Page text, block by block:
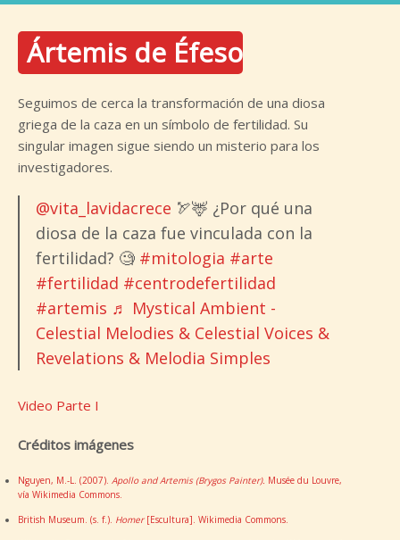
Ártemis de Éfeso
Seguimos de cerca la transformación de una diosa
griega de la caza en un símbolo de fertilidad. Su
singular imagen sigue siendo un misterio para los
investigadores.
@vita_lavidacrece 🏹🦌 ¿Por qué una
diosa de la caza fue vinculada con la
fertilidad? 🧐 #mitologia #arte
#fertilidad #centrodefertilidad
#artemis ♬ Mystical Ambient -
Celestial Melodies & Celestial Voices &
Revelations & Melodia Simples
Video Parte I
Créditos imágenes
Nguyen, M.-L. (2007). Apollo and Artemis (Brygos Painter). Musée du Louvre,
vía Wikimedia Commons.
British Museum. (s. f.). Homer[Escultura]. Wikimedia Commons.